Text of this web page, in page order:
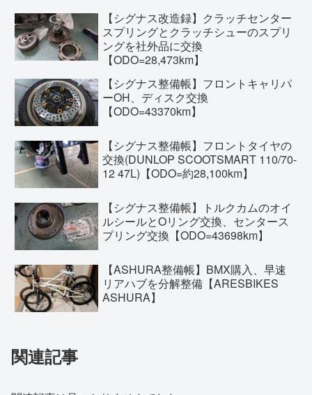
【シグナス改造録】クラッチセンター
スプリングとクラッチシューのスプリ
ングを社外品に交換
【ODO=28,473km】
【シグナス整備帳】フロントキャリパ
ーOH、ディスク交換
【ODO=43370km】
【シグナス整備帳】フロントタイヤの
交換(DUNLOP SCOOTSMART 110/70-
12 47L)【ODO=約28,100km】
【シグナス整備帳】トルクカムのオイ
ルシールとOリング交換、センタース
プリング交換【ODO=43698km】
【ASHURA整備帳】BMX購入、早速
リアハブを分解整備【ARESBIKES
ASHURA】
関連記事